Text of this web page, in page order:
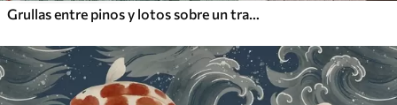
Grullas entre pinos y lotos sobre un tranquilo fondo verde